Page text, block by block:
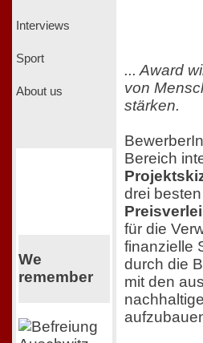
Interviews
Sport
About us
We
remember
... Award
von
stärken.
Bereich
drei
für die
finanzielle
durch die
mit den